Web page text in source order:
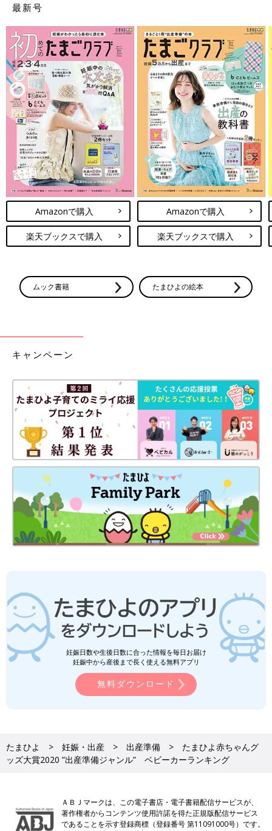
最新号
Amazonで購入
楽天ブックスで購入
Amazonで購入
楽天ブックスで購入
ムック書籍 たまひよの絵本
キャンペーン
妊娠日数や生後日数に合った情報を毎日お届け
妊娠中から産後まで長く使える無料アプリ
無料ダウンロード
たまひよ 妊娠・出産 出産準備
たまひよ赤ちゃんグ
ッズ大賞2020 ”出産準備ジャンル” ベビーカーランキング
ＡＢＪマークは、この電子書店・電子書籍配信サービスが、
著作権者からコンテンツ使用許諾を得た正規版配信サービス
であることを示す登録商標（登録番号 第11091000号）です。